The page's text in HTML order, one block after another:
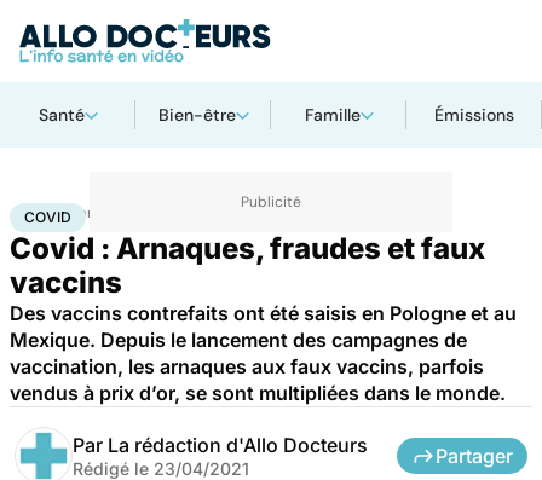
Santé Bien-être Famille Émissions
Accueil Santé Covid
COVID
Covid : Arnaques, fraudes et faux
vaccins
Des vaccins contrefaits ont été saisis en Pologne et au
Mexique. Depuis le lancement des campagnes de
vaccination, les arnaques aux faux vaccins, parfois
vendus à prix d’or, se sont multipliées dans le monde.
Par La rédaction d'Allo Docteurs
Rédigé le 23/04/2021
Partager